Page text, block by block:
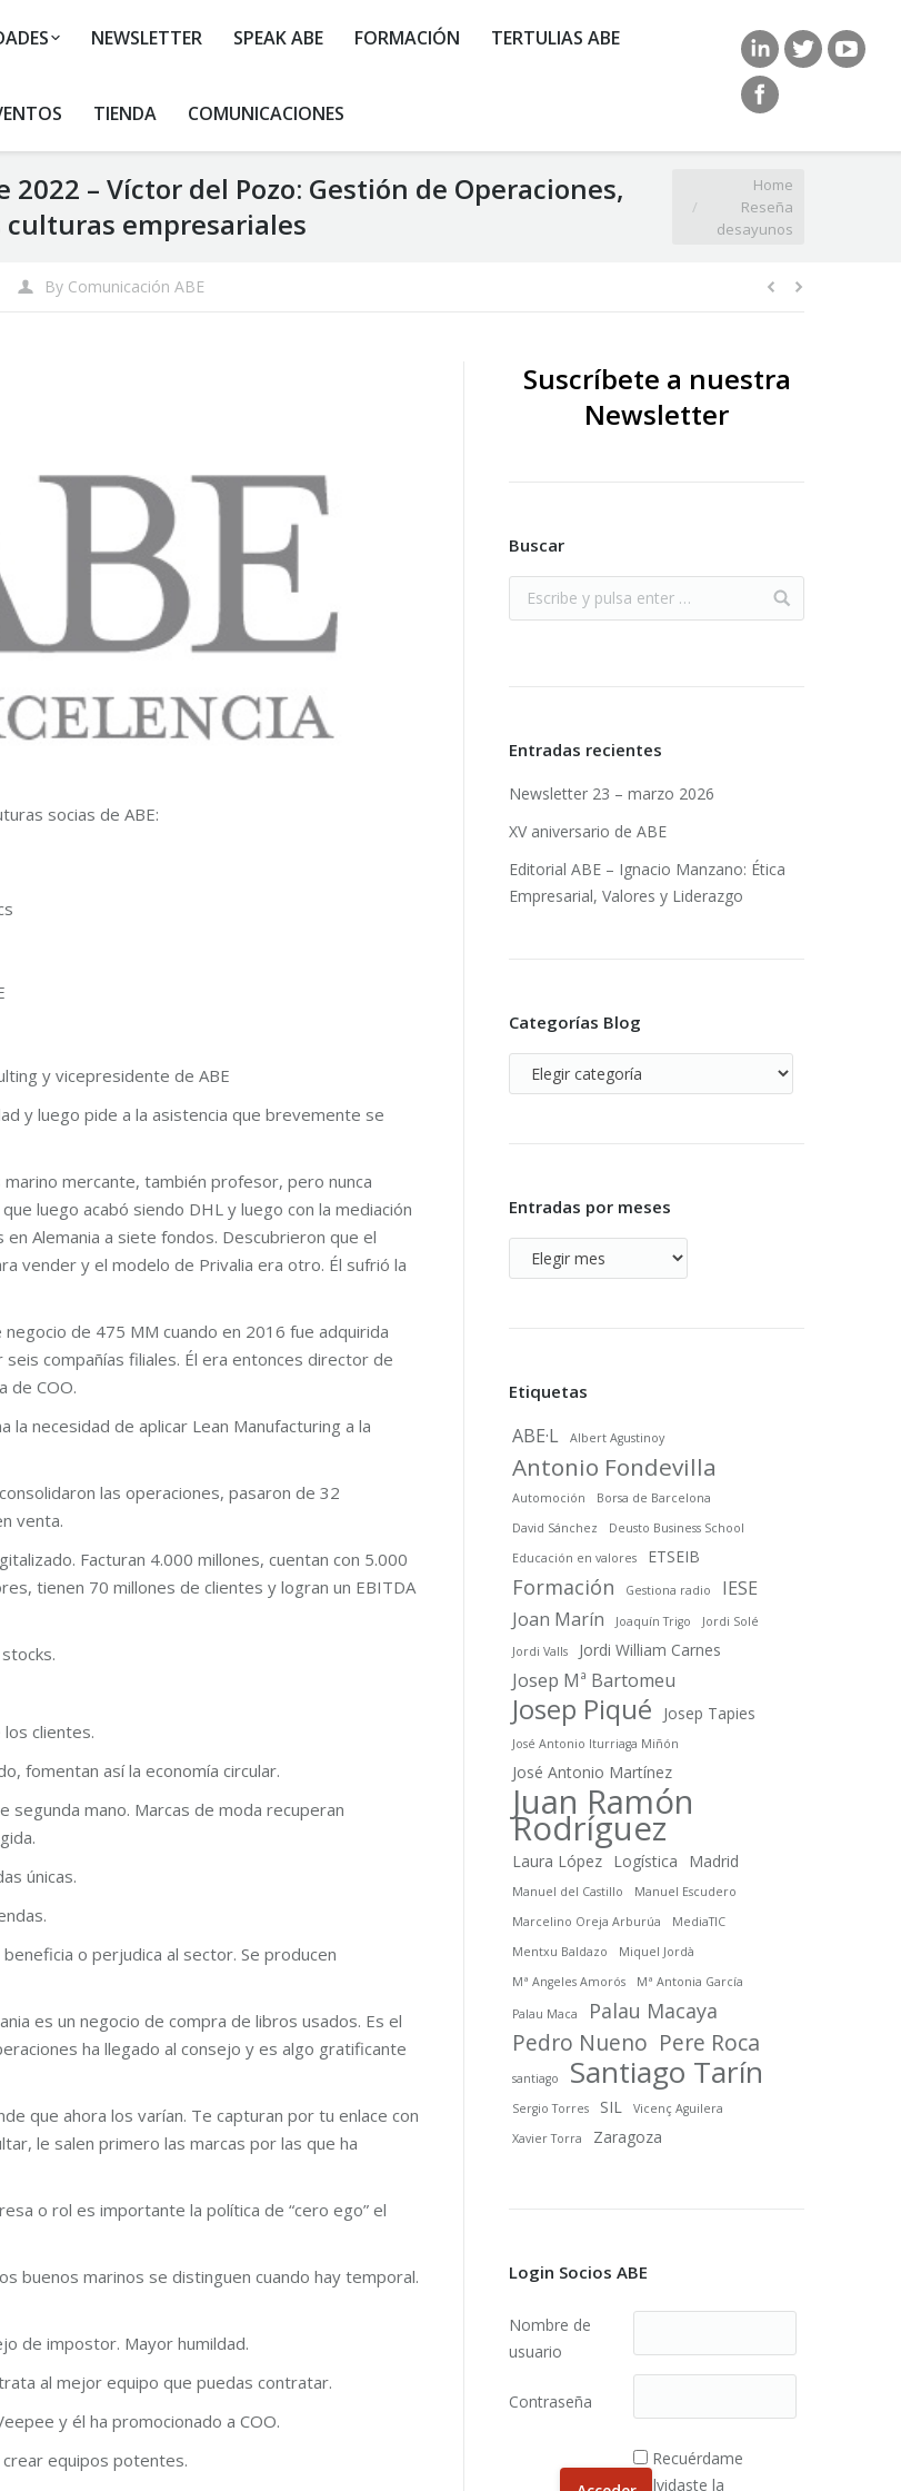
NEWSLETTER SPEAK ABE FORMACIÓN TERTULIAS ABE
TIENDA COMUNICACIONES
2022 – Víctor del Pozo: Gestión de Operaciones,
empresariales
You are here:Home
Reseña
desayunos
By Comunicación ABE
socias de ABE:
y vicepresidente de ABE
y luego pide a la asistencia que brevemente se
mercante, también profesor, pero nunca
luego acabó siendo DHL y luego con la mediación
Alemania a siete fondos. Descubrieron que el
vender y el modelo de Privalia era otro. Él sufrió la
de 475 MM cuando en 2016 fue adquirida
compañías filiales. Él era entonces director de
de COO.
necesidad de aplicar Lean Manufacturing a la
las operaciones, pasaron de 32
venta.
Facturan 4.000 millones, cuentan con 5.000
tienen 70 millones de clientes y logran un EBITDA
clientes.
fomentan así la economía circular.
segunda mano. Marcas de moda recuperan
únicas.
o perjudica al sector. Se producen
es un negocio de compra de libros usados. Es el
ha llegado al consejo y es algo gratificante
que ahora los varían. Te capturan por tu enlace con
le salen primero las marcas por las que ha
o rol es importante la política de “cero ego” el
buenos marinos se distinguen cuando hay temporal.
de impostor. Mayor humildad.
al mejor equipo que puedas contratar.
y él ha promocionado a COO.
equipos potentes.
Suscríbete a nuestra
Newsletter
Buscar
Entradas recientes
Newsletter 23 – marzo 2026
XV aniversario de ABE
Editorial ABE – Ignacio Manzano: Ética
Empresarial, Valores y Liderazgo
Categorías Blog
Categorías
Blog
Entradas por meses
Entradas
por
Etiquetas
ABE·L Albert Agustinoy
Antonio Fondevilla
Automoción
Borsa de Barcelona
David Sánchez
Deusto Business School
Educación en valores
ETSEIB
Formación Gestiona radio
IESE
Joan Marín
Joaquín Trigo
Jordi Solé
Jordi Valls
Jordi William Carnes
Josep Mª Bartomeu
Josep Piqué Josep Tapies
José Antonio Iturriaga Miñón
José Antonio Martínez
Juan Ramón
Rodríguez
Laura López Logística Madrid
Manuel del Castillo
Manuel Escudero
Marcelino Oreja Arburúa
MediaTIC
Mentxu Baldazo
Miquel Jordà
Mª Angeles Amorós
Mª Antonia García
Palau Maca Palau Macaya
Pedro Nueno Pere Roca
santiago Santiago Tarín
Sergio Torres SIL
Vicenç Aguilera
Xavier Torra
Zaragoza
Login Socios ABE
Nombre de
usuario
Contraseña
Recuérdame
¿Olvidaste la